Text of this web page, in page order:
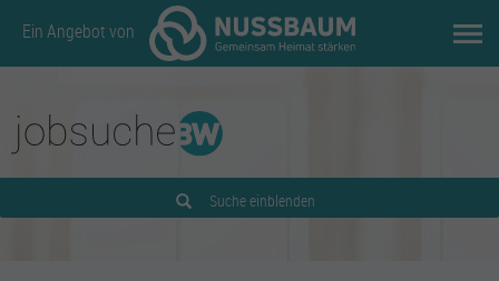
Ein Angebot von
Suche einblenden